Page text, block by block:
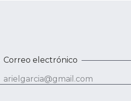
Correo electrónico